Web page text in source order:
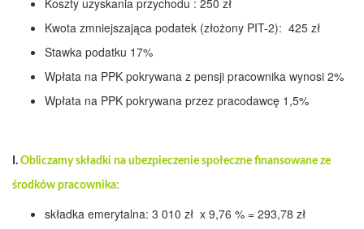
Koszty uzyskania przychodu : 250 zł
Kwota zmniejszająca podatek (złożony PIT-2): 425 zł
Stawka podatku 17%
Wpłata na PPK pokrywana z pensji pracownika wynosi 2%
Wpłata na PPK pokrywana przez pracodawcę 1,5%
I. Obliczamy składki na ubezpieczenie społeczne finansowane ze
środków pracownika:
składka emerytalna: 3 010 zł x 9,76 % = 293,78 zł